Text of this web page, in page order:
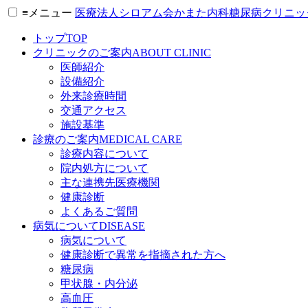
≡ メニュー 医療法人シロアム会かまた内科糖尿病クリニッ
トップTOP
クリニックのご案内ABOUT CLINIC
医師紹介
設備紹介
外来診療時間
交通アクセス
施設基準
診療のご案内MEDICAL CARE
診療内容について
院内処方について
主な連携先医療機関
健康診断
よくあるご質問
病気についてDISEASE
病気について
健康診断で異常を指摘された方へ
糖尿病
甲状腺・内分泌
高血圧